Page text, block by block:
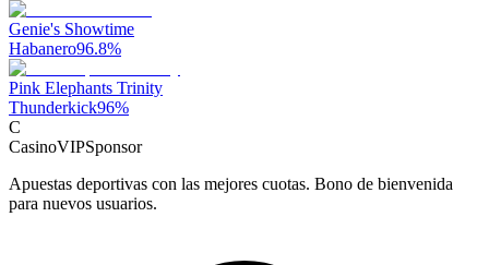
Genie's Showtime
Habanero96.8%
Pink Elephants Trinity
Thunderkick96%
C
CasinoVIPSponsor
Apuestas deportivas con las mejores cuotas. Bono de bienvenida
para nuevos usuarios.